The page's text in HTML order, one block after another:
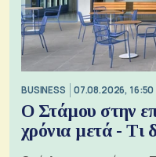
BUSINESS 07.08.2026, 16:50
Ο Στάμου στην
χρόνια μετά - Τι